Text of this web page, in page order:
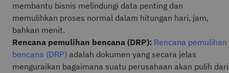
membantu bisnis melindungi data penting dan
memulihkan proses normal dalam hitungan hari, jam,
bahkan menit.
Rencana pemulihan bencana (DRP): Rencana pemulihan
bencana (DRP) adalah dokumen yang secara jelas
menguraikan bagaimana suatu perusahaan akan pulih dari